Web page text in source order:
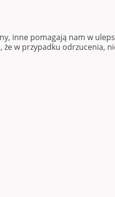
inne pomagają nam w
że w przypadku odrzucenia,